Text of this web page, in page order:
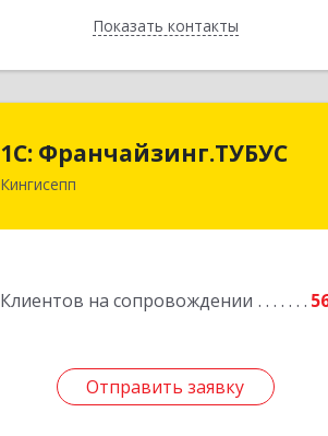
Показать контакты
Назад
1С: Франчайзинг.ТУБУС
Кингисепп
Клиентов на сопровождении
Отправить заявку
1С: Франчайзинг.ТУБУС
Отправить заявку